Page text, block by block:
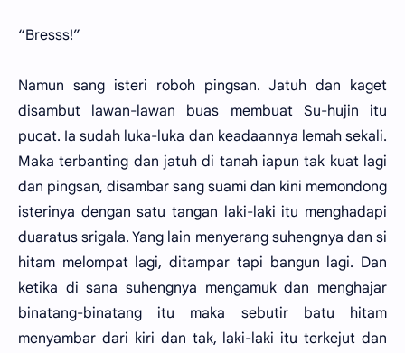
“Bresss!”
Namun sang isteri roboh pingsan. Jatuh dan kaget
disambut lawan-lawan buas membuat Su-hujin itu
pucat. Ia sudah luka-luka dan keadaannya lemah sekali.
Maka terbanting dan jatuh di tanah iapun tak kuat lagi
dan pingsan, disambar sang suami dan kini memondong
isterinya dengan satu tangan laki-laki itu menghadapi
duaratus srigala. Yang lain menyerang suhengnya dan si
hitam melompat lagi, ditampar tapi bangun lagi. Dan
ketika di sana suhengnya mengamuk dan menghajar
binatang-binatang itu maka sebutir batu hitam
menyambar dari kiri dan tak, laki-laki itu terkejut dan